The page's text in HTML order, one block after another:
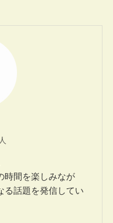
時間を楽しみなが
る話題を発信してい